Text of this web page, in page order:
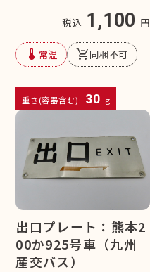
税込 1,100 円
device_thermostat 常温 remove_shopping_cart同梱不可
重さ(容器含む): 30 g
出口プレート：熊本2
00か925号車（九州
産交バス）